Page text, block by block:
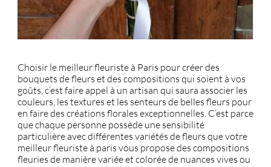
Choisir le meilleur fleuriste à Paris pour créer des
bouquets de fleurs et des compositions qui soient à vos
goûts, c’est faire appel à un artisan qui saura associer les
couleurs, les textures et les senteurs de belles fleurs pour
en faire des créations florales exceptionnelles. C’est parce
que chaque personne possède une sensibilité
particulière avec différentes variétés de fleurs que votre
meilleur fleuriste à paris vous propose des compositions
fleuries de manière variée et colorée de nuances vives ou